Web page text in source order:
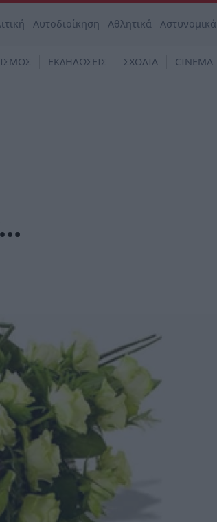
Αυτοδιοίκηση Αθλητικά Αστυνομικά
ΕΚΔΗΛΩΣΕΙΣ ΣΧΟΛΙΑ CINEMA